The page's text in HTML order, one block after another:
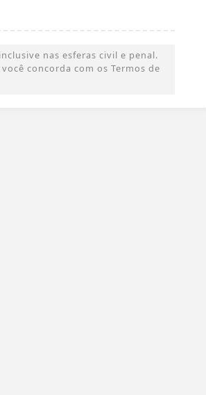
nas esferas civil e penal.
concorda com os Termos de